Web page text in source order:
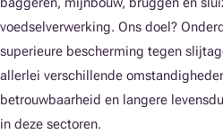
voedselverwerking. Ons doel?
superieure bescherming tegen
allerlei verschillende
betrouwbaarheid en langere
in deze sectoren.